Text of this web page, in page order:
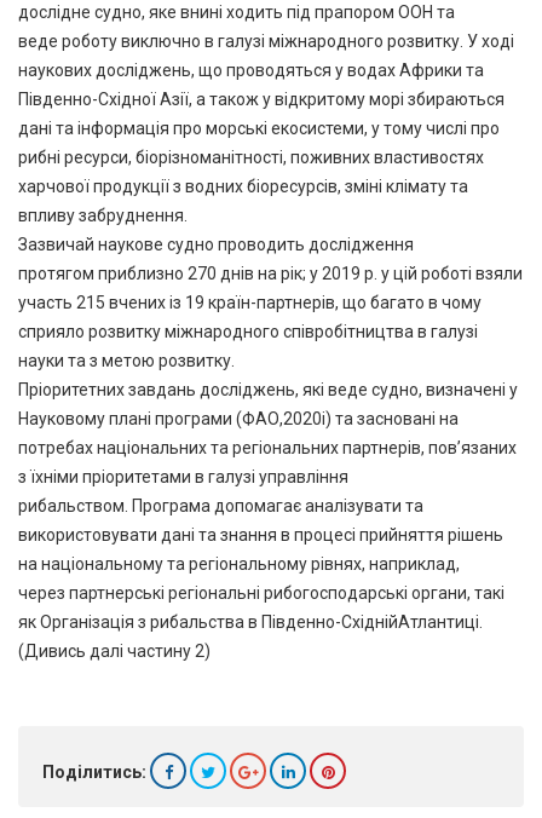
дослідне судно, яке внині ходить під прапором ООН та
веде роботу виключно в галузі міжнародного розвитку. У ході
наукових досліджень, що проводяться у водах Африки та
Південно-Східної Азії, а також у відкритому морі збираються
дані та інформація про морські екосистеми, у тому числі про
рибні ресурси, біорізноманітності, поживних властивостях
харчової продукції з водних біоресурсів, зміні клімату та
впливу забруднення.
Зазвичай наукове судно проводить дослідження
протягом приблизно 270 днів на рік; у 2019 р. у цій роботі взяли
участь 215 вчених із 19 країн-партнерів, що багато в чому
сприяло розвитку міжнародного співробітництва в галузі
науки та з метою розвитку.
Пріоритетних завдань досліджень, які веде судно, визначені у
Науковому плані програми (ФАО,2020i) та засновані на
потребах національних та регіональних партнерів, пов’язаних
з їхніми пріоритетами в галузі управління
рибальством. Програма допомагає аналізувати та
використовувати дані та знання в процесі прийняття рішень
на національному та регіональному рівнях, наприклад,
через партнерські регіональні рибогосподарські органи, такі
як Організація з рибальства в Південно-СхіднійАтлантиці.
(Дивись далі частину 2)
Поділитись: